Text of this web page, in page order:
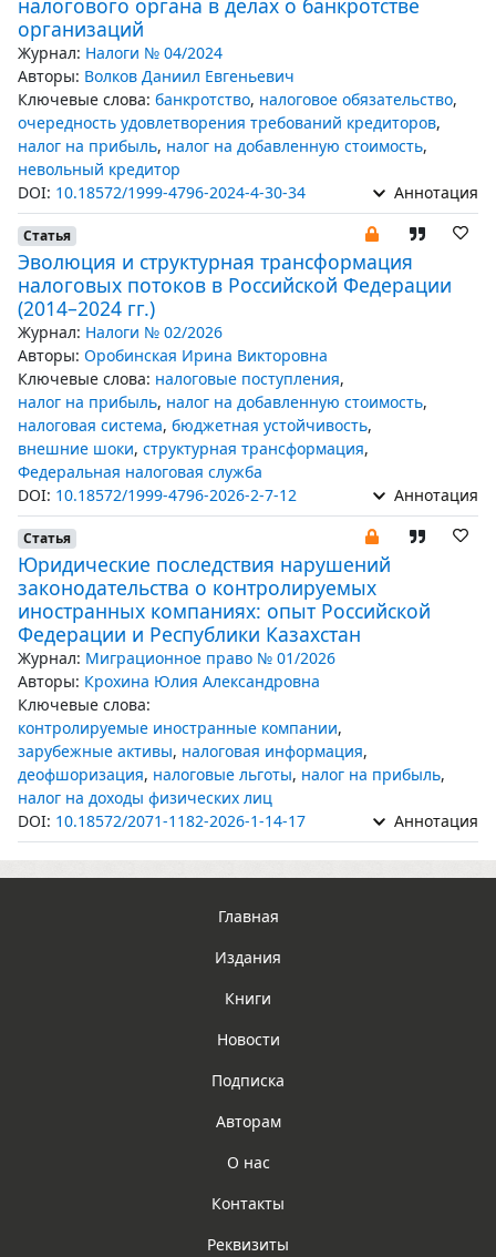
налогового органа в делах о банкротстве
организаций
Журнал: Налоги № 04/2024
Авторы: Волков Даниил Евгеньевич
Ключевые слова: банкротство, налоговое обязательство,
очередность удовлетворения требований кредиторов,
налог на прибыль, налог на добавленную стоимость,
невольный кредитор
DOI: 10.18572/1999-4796-2024-4-30-34 Аннотация
Статья
Эволюция и структурная трансформация
налоговых потоков в Российской Федерации
(2014–2024 гг.)
Журнал: Налоги № 02/2026
Авторы: Оробинская Ирина Викторовна
Ключевые слова: налоговые поступления,
налог на прибыль, налог на добавленную стоимость,
налоговая система, бюджетная устойчивость,
внешние шоки, структурная трансформация,
Федеральная налоговая служба
DOI: 10.18572/1999-4796-2026-2-7-12 Аннотация
Статья
Юридические последствия нарушений
законодательства о контролируемых
иностранных компаниях: опыт Российской
Федерации и Республики Казахстан
Журнал: Миграционное право № 01/2026
Авторы: Крохина Юлия Александровна
Ключевые слова:
контролируемые иностранные компании,
зарубежные активы, налоговая информация,
деофшоризация, налоговые льготы, налог на прибыль,
налог на доходы физических лиц
DOI: 10.18572/2071-1182-2026-1-14-17 Аннотация
Главная
Издания
Книги
Новости
Подписка
Авторам
О нас
Контакты
Реквизиты